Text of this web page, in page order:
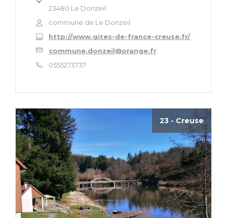
23480 Le Donzeil
commune de Le Donzeil
http://www.gites-de-france-creuse.fr/
commune.donzeil@orange.fr
0555273737
23 - Creuse